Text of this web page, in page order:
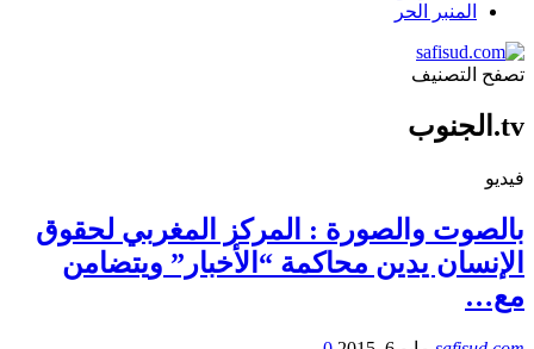
المنبر الحر
تصفح التصنيف
tv.الجنوب
فيديو
بالصوت والصورة : المركز المغربي لحقوق
الإنسان يدين محاكمة “الأخبار” ويتضامن
مع…